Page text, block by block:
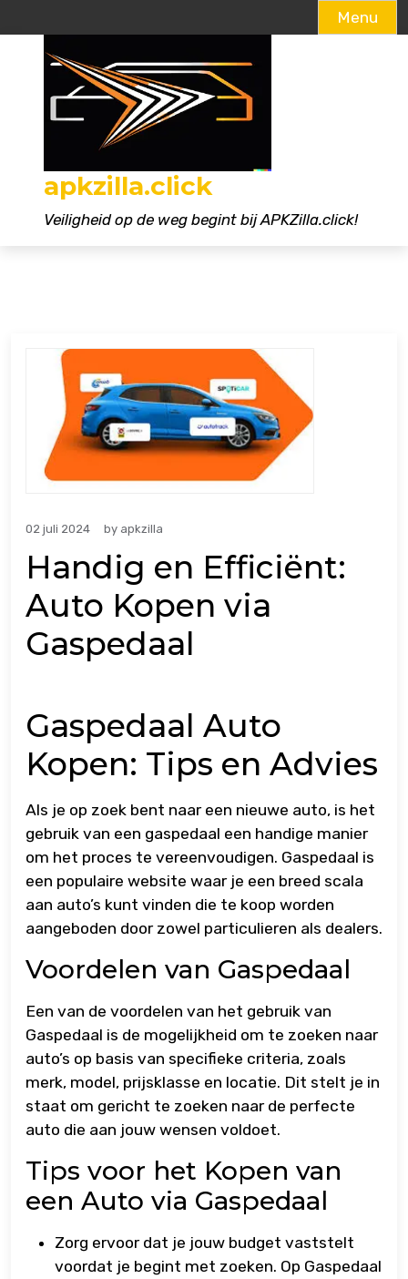
Menu
apkzilla.click
Veiligheid op de weg begint bij APKZilla.click!
02 juli 2024 by apkzilla
Handig en Efficiënt:
Auto Kopen via
Gaspedaal
Gaspedaal Auto
Kopen: Tips en Advies
Als je op zoek bent naar een nieuwe auto, is het
gebruik van een gaspedaal een handige manier
om het proces te vereenvoudigen. Gaspedaal is
een populaire website waar je een breed scala
aan auto’s kunt vinden die te koop worden
aangeboden door zowel particulieren als dealers.
Voordelen van Gaspedaal
Een van de voordelen van het gebruik van
Gaspedaal is de mogelijkheid om te zoeken naar
auto’s op basis van specifieke criteria, zoals
merk, model, prijsklasse en locatie. Dit stelt je in
staat om gericht te zoeken naar de perfecte
auto die aan jouw wensen voldoet.
Tips voor het Kopen van
een Auto via Gaspedaal
Zorg ervoor dat je jouw budget vaststelt
voordat je begint met zoeken. Op Gaspedaal